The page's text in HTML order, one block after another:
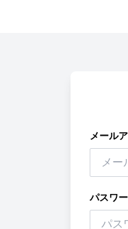
メール
パスワ